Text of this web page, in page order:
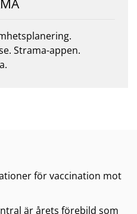
Strama-appen.
för vaccination mot
är årets förebild som